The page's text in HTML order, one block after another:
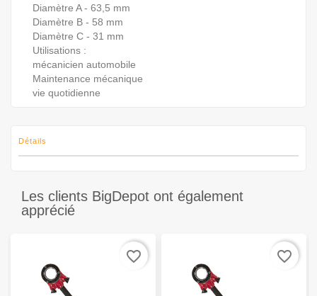
Diamètre A - 63,5 mm
Diamètre B - 58 mm
Diamètre C - 31 mm
Utilisations :
mécanicien automobile
Maintenance mécanique
vie quotidienne
Détails
Les clients BigDepot ont également
apprécié
favorite_border favorite_border